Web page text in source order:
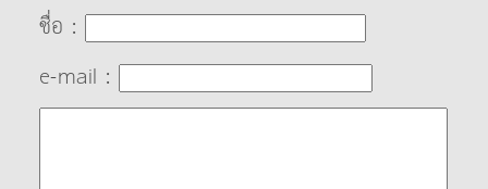
ชื่อ :
e-mail :